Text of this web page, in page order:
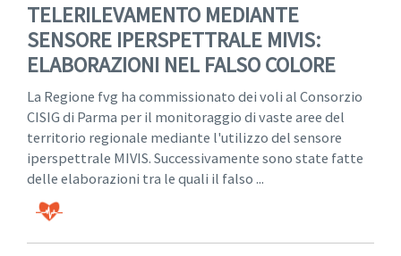
TELERILEVAMENTO MEDIANTE
SENSORE IPERSPETTRALE MIVIS:
ELABORAZIONI NEL FALSO COLORE
La Regione fvg ha commissionato dei voli al Consorzio
CISIG di Parma per il monitoraggio di vaste aree del
territorio regionale mediante l'utilizzo del sensore
iperspettrale MIVIS. Successivamente sono state fatte
delle elaborazioni tra le quali il falso ...